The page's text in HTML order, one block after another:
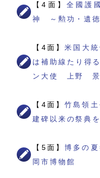
【4面】 全國護
神 ～勲功・遺徳
【4面】米国大
は補助線たり得
ン大使 上野 景
【4面】竹島領
建碑以来の祭典
【5面】博多の
岡市博物館